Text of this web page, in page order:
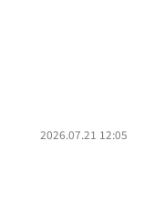
2026.07.21 12:05